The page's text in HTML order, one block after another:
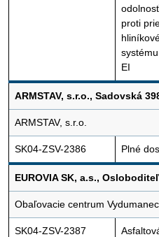
proti
EI
ARMSTAV, s.r.o., Sadovská
ARMSTAV, s.r.o.
SK04-ZSV-2386 Plné
EUROVIA SK, a.s.,
Obaľovacie centrum Vydumanec
SK04-ZSV-2387